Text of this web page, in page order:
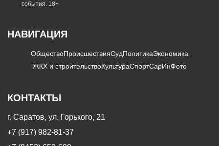
события. 18+
НАВИГАЦИЯ
ОбществоПроисшествияСудПолитикаЭкономика
ЖКХ и строительствоКультураСпортСарИнФото
КОНТАКТЫ
г. Саратов, ул. Горького, 21
+7 (917) 982-81-37